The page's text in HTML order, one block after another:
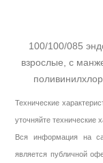
100/100/085
взрослые, с
Технические
уточняйте технические
Вся информация на
является публичной